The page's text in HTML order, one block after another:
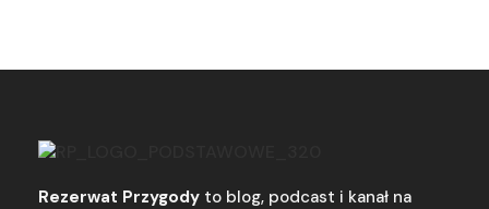
Rezerwat Przygody to blog, podcast i kanał na